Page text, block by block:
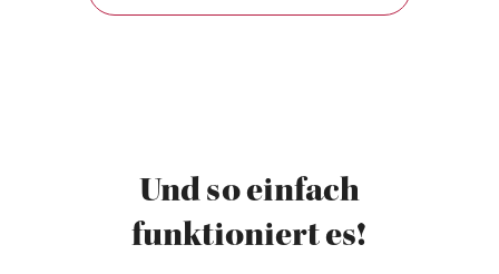
Und so einfach
funktioniert es!